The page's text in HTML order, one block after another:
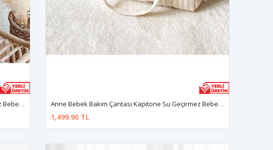
Anne Bebek Bakım Çantası Kapitone Su Geçirmez Bebek Arabası Organizer Düzenleyici Stroller Bag Anne Bebek Bakım Çantası Kapitone Su Geçirmez Bebek Arabası Organizer Düzenleyici Stroller Bag
1,499.90 TL